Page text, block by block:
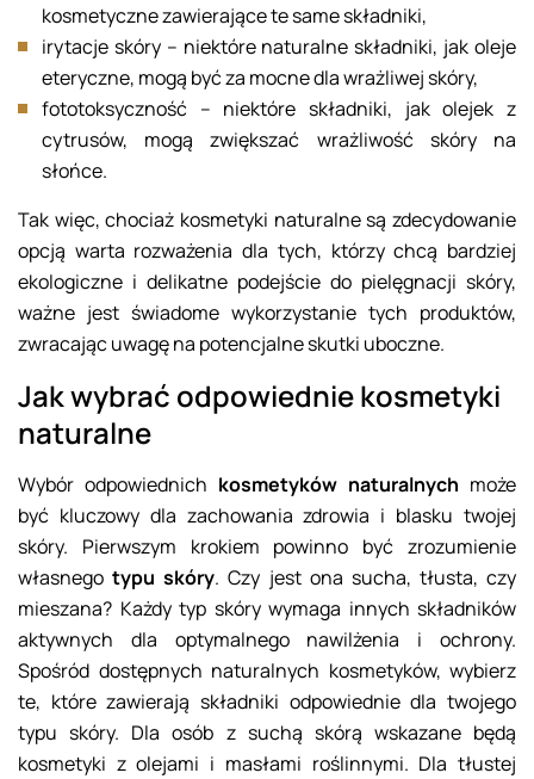
kosmetyczne zawierające te same składniki,
irytacje skóry – niektóre naturalne składniki, jak oleje
eteryczne, mogą być za mocne dla wrażliwej skóry,
fototoksyczność – niektóre składniki, jak olejek z
cytrusów, mogą zwiększać wrażliwość skóry na
słońce.
Tak więc, chociaż kosmetyki naturalne są zdecydowanie
opcją warta rozważenia dla tych, którzy chcą bardziej
ekologiczne i delikatne podejście do pielęgnacji skóry,
ważne jest świadome wykorzystanie tych produktów,
zwracając uwagę na potencjalne skutki uboczne.
Jak wybrać odpowiednie kosmetyki
naturalne
Wybór odpowiednich kosmetyków naturalnych może
być kluczowy dla zachowania zdrowia i blasku twojej
skóry. Pierwszym krokiem powinno być zrozumienie
własnegotypu skóry. Czy jest ona sucha, tłusta, czy
mieszana? Każdy typ skóry wymaga innych składników
aktywnych dla optymalnego nawilżenia i ochrony.
Spośród dostępnych naturalnych kosmetyków, wybierz
te, które zawierają składniki odpowiednie dla twojego
typu skóry. Dla osób z suchą skórą wskazane będą
kosmetyki z olejami i masłami roślinnymi. Dla tłustej